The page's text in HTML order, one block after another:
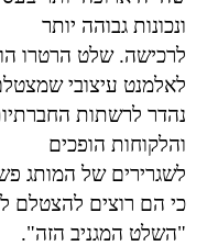
ונכונות גבוהה יותר
לרכישה. שלט הרטרו
לאלמנט עיצובי
נהדר לרשתות
והלקוחות הופכים
לשגרירים של המותג
כי הם רוצים להצטלם
"השלט המגניב הזה".